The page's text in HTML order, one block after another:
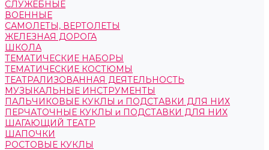
СЛУЖЕБНЫЕ
ВОЕННЫЕ
САМОЛЕТЫ, ВЕРТОЛЕТЫ
ЖЕЛЕЗНАЯ ДОРОГА
ШКОЛА
ТЕМАТИЧЕСКИЕ НАБОРЫ
ТЕМАТИЧЕСКИЕ КОСТЮМЫ
ТЕАТРАЛИЗОВАННАЯ ДЕЯТЕЛЬНОСТЬ
МУЗЫКАЛЬНЫЕ ИНСТРУМЕНТЫ
ПАЛЬЧИКОВЫЕ КУКЛЫ и ПОДСТАВКИ ДЛЯ НИХ
ПЕРЧАТОЧНЫЕ КУКЛЫ и ПОДСТАВКИ ДЛЯ НИХ
ШАГАЮЩИЙ ТЕАТР
ШАПОЧКИ
РОСТОВЫЕ КУКЛЫ